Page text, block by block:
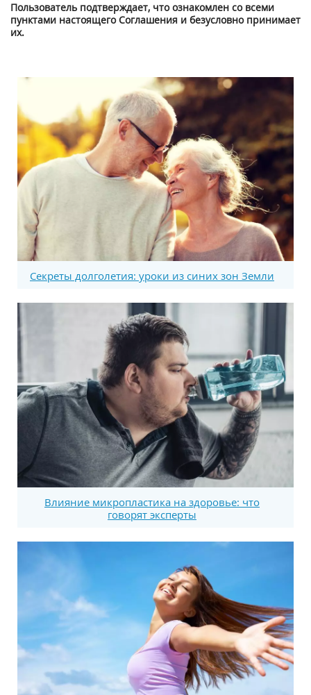
Пользователь подтверждает, что ознакомлен со всеми
пунктами настоящего Соглашения и безусловно принимает
их.
Секреты долголетия: уроки из синих зон Земли
Влияние микропластика на здоровье: что
говорят эксперты